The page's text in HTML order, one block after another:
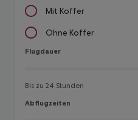
Mit Koffer
Ohne Koffer
Flugdauer
Flugdauer
Bis zu 24 Stunden
Abflugzeiten
Abflugzeiten